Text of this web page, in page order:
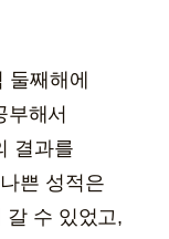
째해에
부해서
결과를
쁜 성적은
갈 수 있었고,